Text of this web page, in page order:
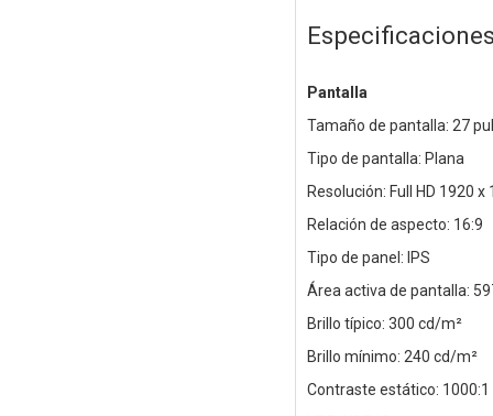
Pantalla
Tamaño de pantalla: 27
Tipo de pantalla: Plana
Resolución: Full HD 1920 x
Relación de aspecto: 16:9
Tipo de panel: IPS
Área activa de pantalla:
Brillo típico: 300 cd/m²
Brillo mínimo: 240 cd/m²
Contraste estático: 1000:1